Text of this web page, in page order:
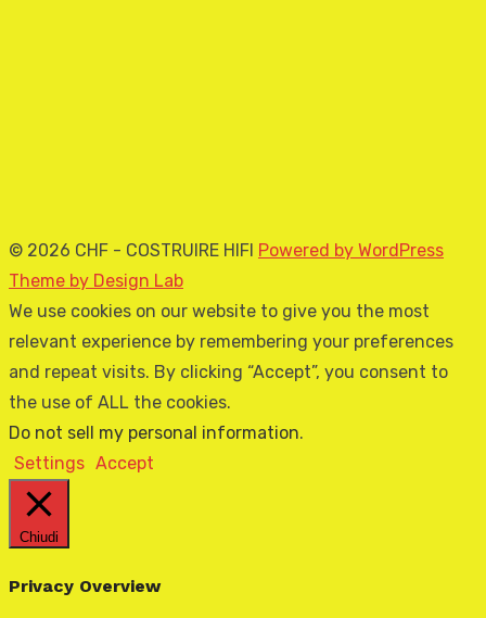
© 2026 CHF - COSTRUIRE HIFI Powered by WordPress
Theme by Design Lab
We use cookies on our website to give you the most
relevant experience by remembering your preferences
and repeat visits. By clicking “Accept”, you consent to
the use of ALL the cookies.
Do not sell my personal information.
Settings Accept
Chiudi
Privacy Overview